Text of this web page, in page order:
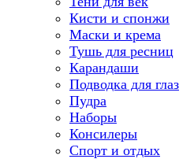
Кисти и спонжи
Маски и крема
Тушь для ресниц
Карандаши
Подводка для глаз
Пудра
Наборы
Консилеры
Спорт и отдых